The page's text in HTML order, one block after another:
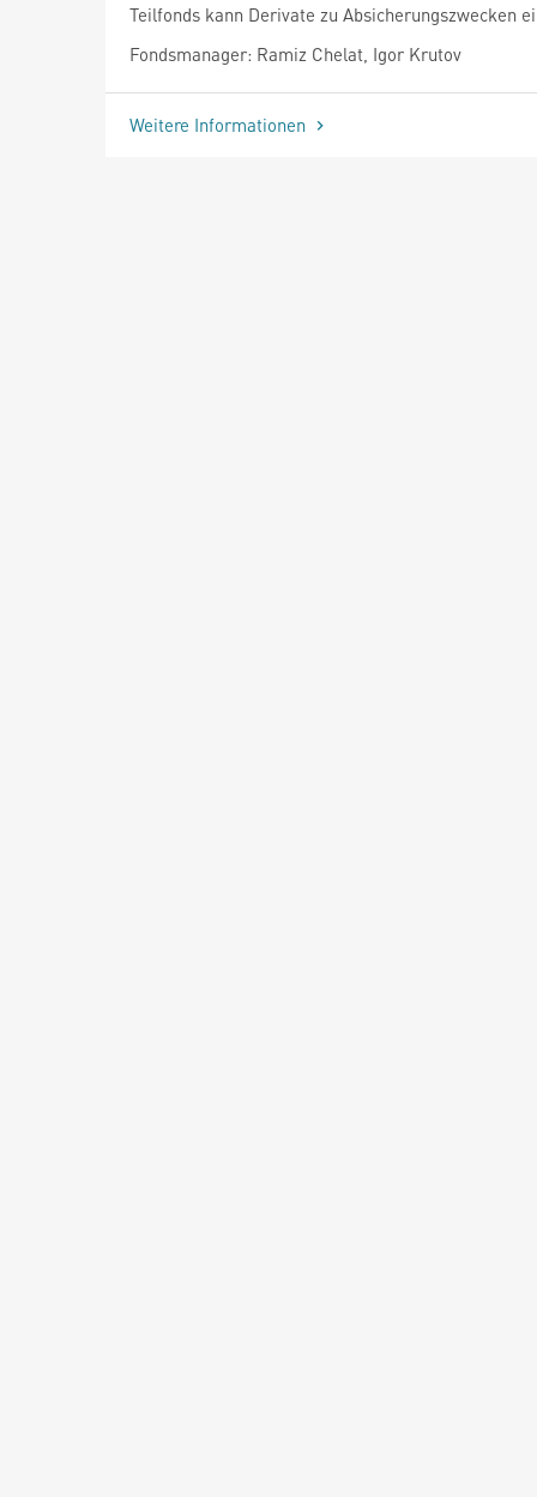
Teilfonds kann Derivate zu Absicherungszwecken
Fondsmanager: Ramiz Chelat, Igor Krutov
Weitere Informationen